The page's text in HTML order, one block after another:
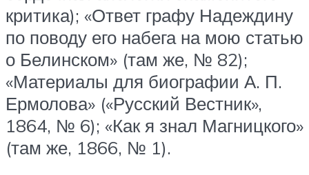
критика); «Ответ графу Надеждину
по поводу его набега на мою статью
о Белинском» (там же, № 82);
«Материалы для биографии А. П.
Ермолова» («Русский Вестник»,
1864, № 6); «Как я знал Магницкого»
(там же, 1866, № 1).